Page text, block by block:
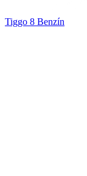
Tiggo 8 Benzín